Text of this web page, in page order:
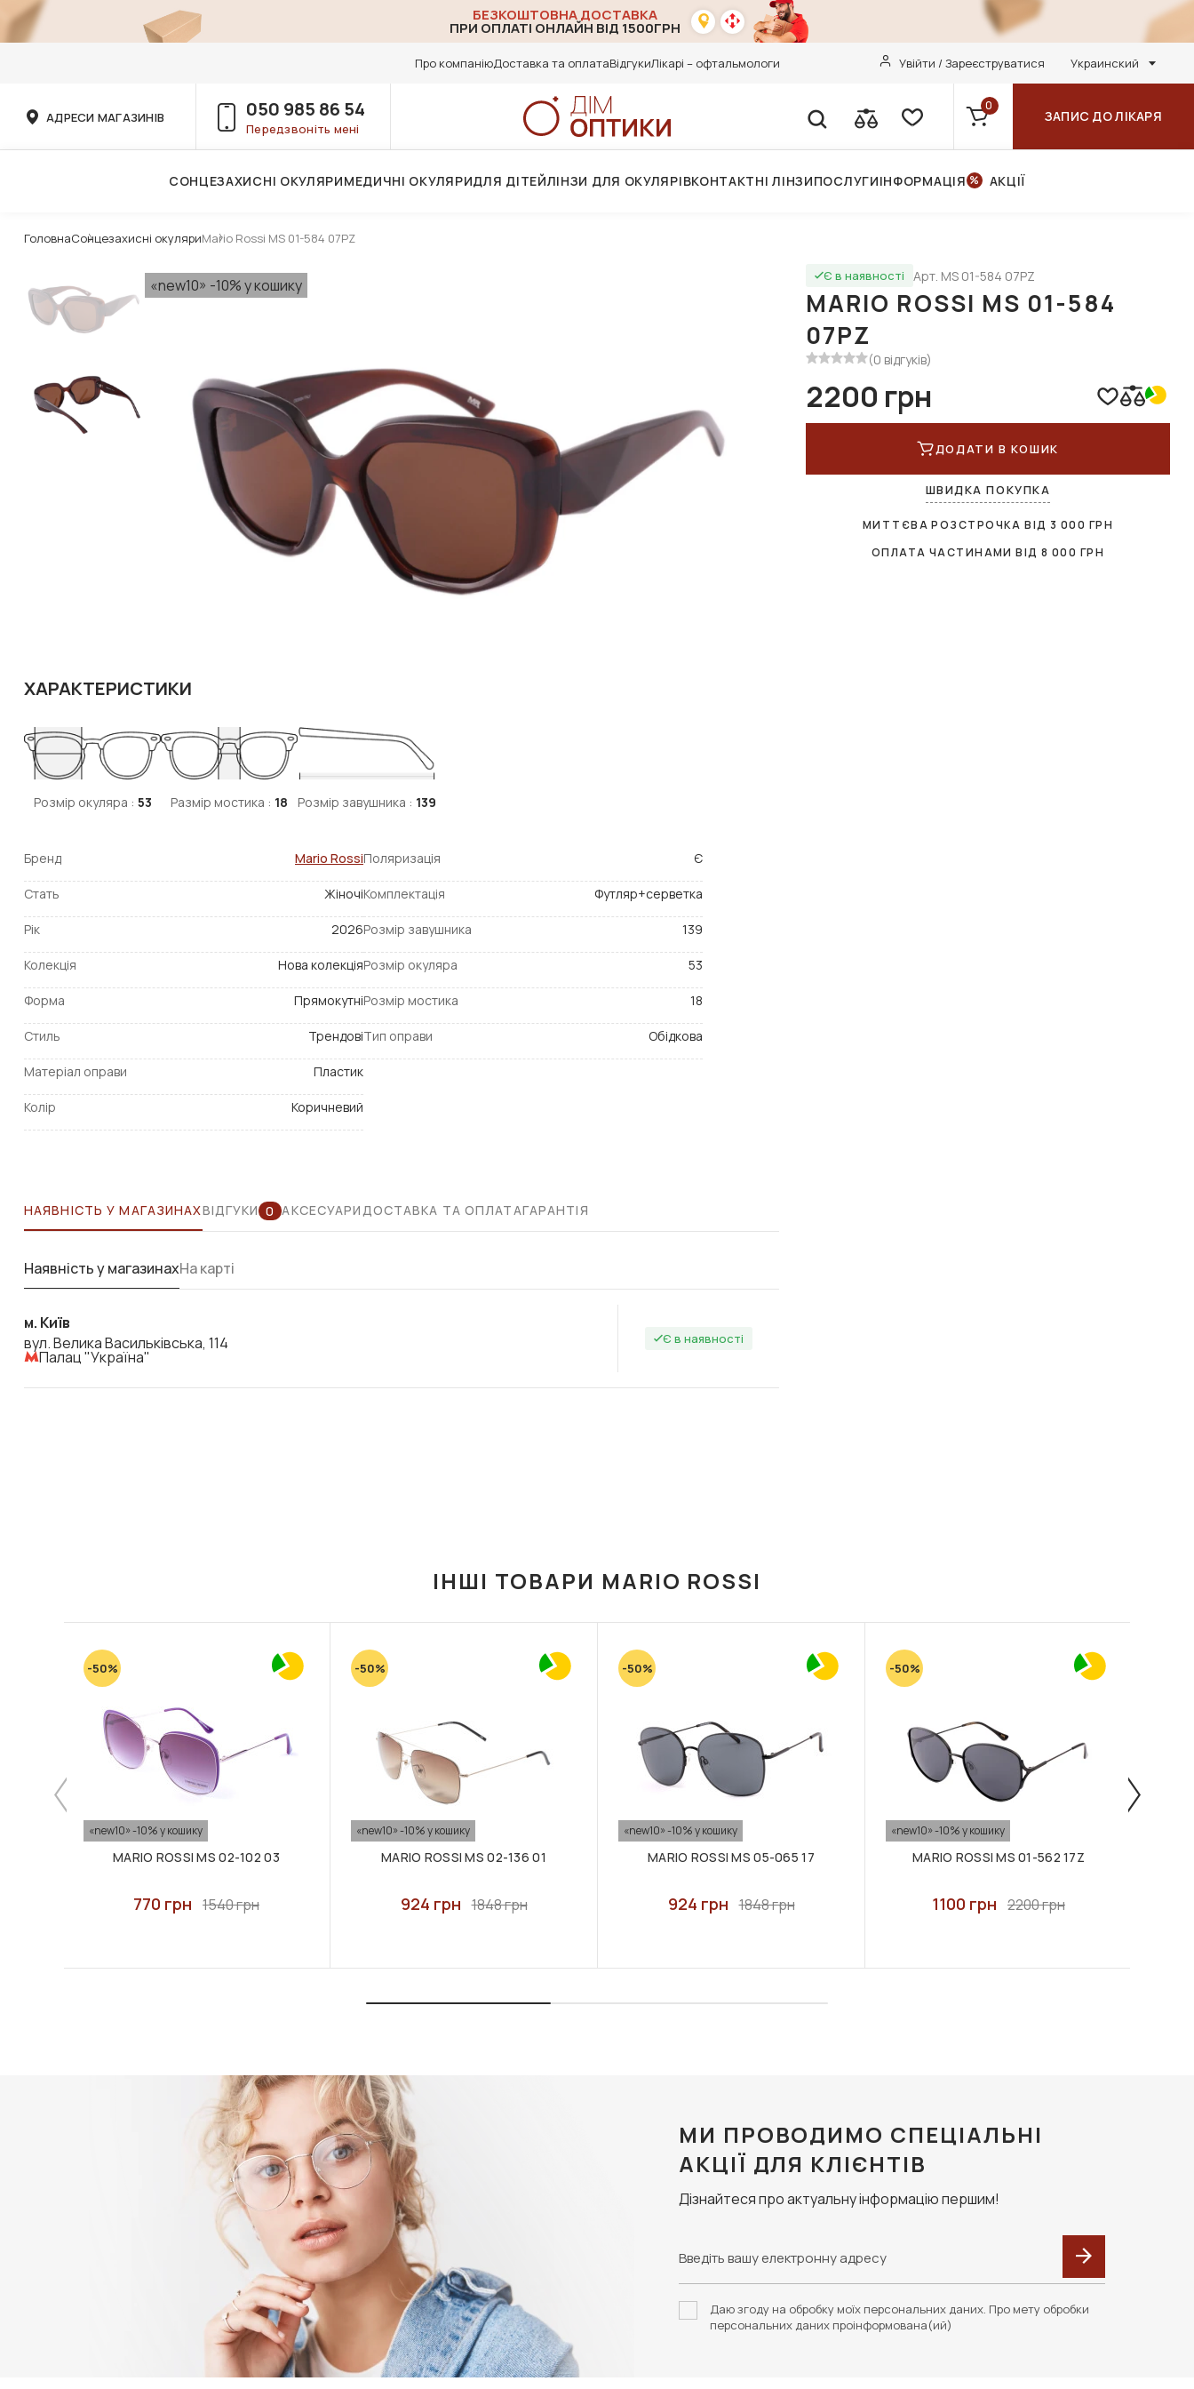
БЕЗКОШТОВНА ДОСТАВКА
ПРИ ОПЛАТІ ОНЛАЙН ВІД 1500ГРН
Про компаніюДоставка та оплатаВідгукиЛікарі – офтальмологи Увійти / Зареєструватися Украинский
АДРЕСИ МАГАЗИНІВ 050 985 86 54
Передзвоніть мені
0
ЗАПИС ДО ЛІКАРЯ
СОНЦЕЗАХИСНІ ОКУЛЯРИМЕДИЧНІ ОКУЛЯРИДЛЯ ДІТЕЙЛІНЗИ ДЛЯ ОКУЛЯРІВКОНТАКТНІ ЛІНЗИПОСЛУГИІНФОРМАЦІЯ АКЦІЇ
ГоловнаСонцезахисні окуляриMario Rossi MS 01-584 07PZ
«new10» -10% у кошику Є в наявності Арт. MS 01-584 07PZ
MARIO ROSSI MS 01-584
07PZ
(0 відгуків)
2200 грн
ДОДАТИ В КОШИК
ШВИДКА ПОКУПКА
МИТТЄВА РОЗСТРОЧКА ВІД 3 000 ГРН
ОПЛАТА ЧАСТИНАМИ ВІД8 000 ГРН
ХАРАКТЕРИСТИКИ
Розмір окуляра : 53 Размір мостика : 18 Розмір завушника : 139
Бренд Mario Rossi
Стать Жіночі
Рік 2026
Колекція Нова колекція
Форма Прямокутні
Стиль Трендові
Матеріал оправи Пластик
Колір Коричневий
Поляризація Є
Комплектація Футляр+серветка
Розмір завушника 139
Розмір окуляра 53
Розмір мостика 18
Тип оправи Обідкова
НАЯВНІСТЬ У МАГАЗИНАХВІДГУКИ 0 АКСЕСУАРИДОСТАВКА ТА ОПЛАТАГАРАНТІЯ
Наявність у магазинахНа карті
м. Київ
вул. Велика Васильківська, 114
Палац "Україна"
Є в наявності
ІНШІ ТОВАРИ MARIO ROSSI
-50%
«new10» -10% у кошику
MARIO ROSSI MS 02-102 03
770 грн 1540 грн
-50%
«new10» -10% у кошику
MARIO ROSSI MS 02-136 01
924 грн 1848 грн
-50%
«new10» -10% у кошику
MARIO ROSSI MS 05-065 17
924 грн 1848 грн
-50%
«new10» -10% у кошику
MARIO ROSSI MS 01-562 17Z
1100 грн 2200 грн
МИ ПРОВОДИМО СПЕЦІАЛЬНІ
АКЦІЇ ДЛЯ КЛІЄНТІВ
Дізнайтеся про актуальну інформацію першим!
Даю згоду на обробку моїх персональних даних. Про мету обробки
персональних даних проінформована(ий)